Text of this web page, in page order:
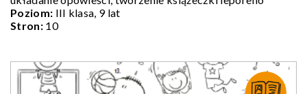
Poziom: III klasa, 9 lat
Stron:10